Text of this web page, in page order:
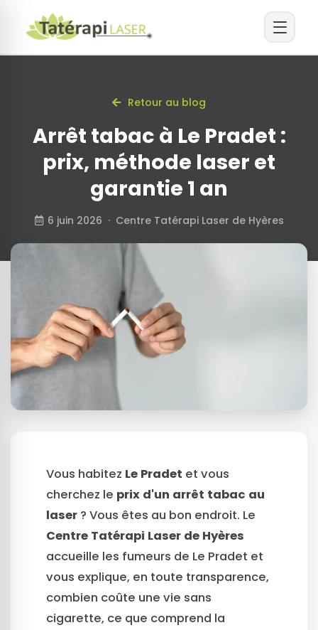
Retour au blog
Arrêt tabac à Le Pradet :
prix, méthode laser et
garantie 1 an
6 juin 2026 · Centre Tatérapi Laser de Hyères
Vous habitez Le Pradet et vous
cherchez le prix d'un arrêt tabac au
laser ? Vous êtes au bon endroit. Le
Centre Tatérapi Laser de Hyères
accueille les fumeurs de Le Pradet et
vous explique, en toute transparence,
combien coûte une vie sans
cigarette, ce que comprend la